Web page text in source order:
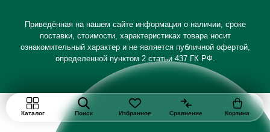
Приведённая на нашем сайте информация о наличии, сроке
поставки, стоимости, характеристиках товара носит
ознакомительный характер и не является публичной офертой,
определенной пунктом 2 статьи 437 ГК РФ.
Каталог Поиск Избранное Сравнение Корзина